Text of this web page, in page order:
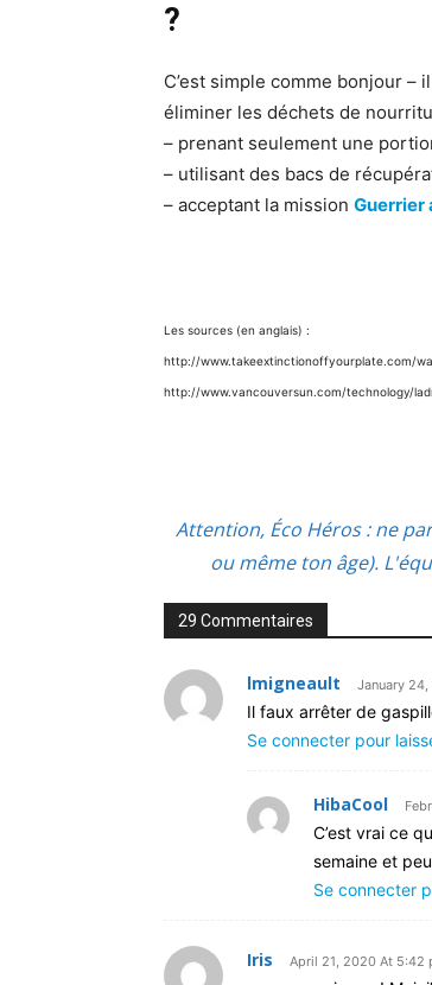
?
C’est simple comme bonjour
éliminer les déchets de
– prenant seulement une
– utilisant des bacs de
– acceptant la mission Guerrier
Les sources (en anglais) :
http://www.takeextinctionoffyourplate.com/
http://www.vancouversun.com/technology/
Attention, Éco Héros : ne
ou même ton âge).
29 Commentaires
lmigneault January
Il faux arrêter de
Se connecter pour
HibaCool
C’est vrai ce
semaine et
Se connecter
Iris April 21, 2020 At 5:42